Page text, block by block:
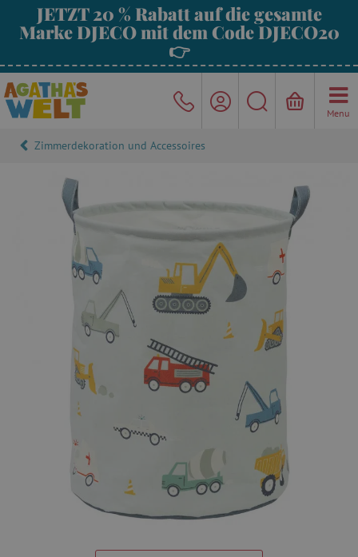
JETZT 20 % Rabatt auf die gesamte
Marke DJECO mit dem Code DJECO20
👉
Menu
Zimmerdekoration und Accessoires